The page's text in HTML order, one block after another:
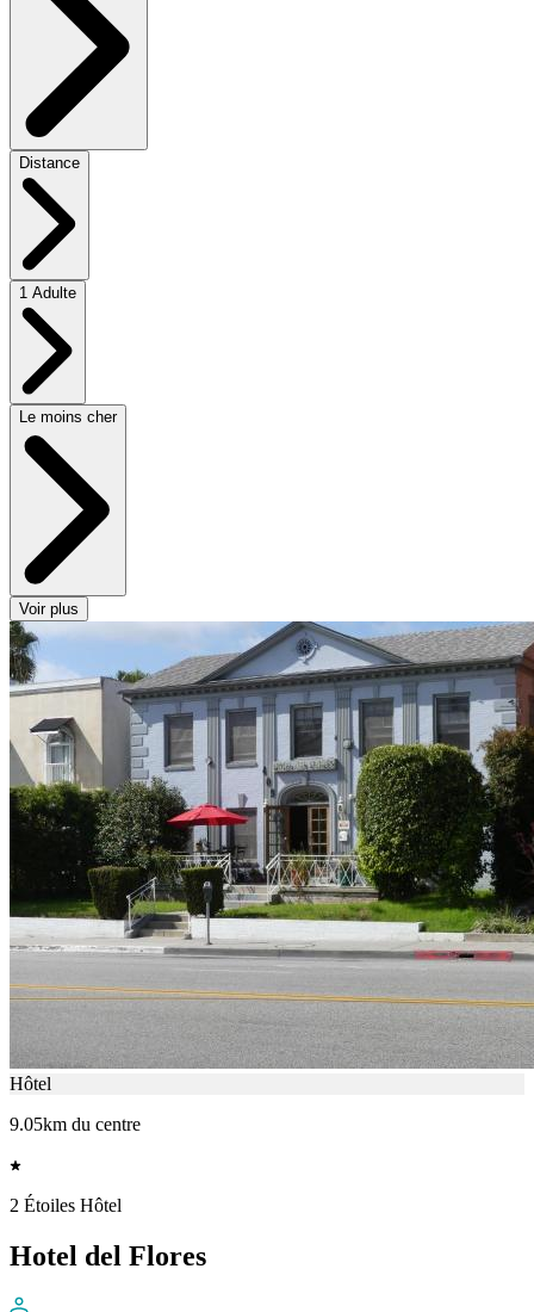
Distance
1 Adulte
Le moins cher
Voir plus
Hôtel
9.05km du centre
2 Étoiles Hôtel
Hotel del Flores